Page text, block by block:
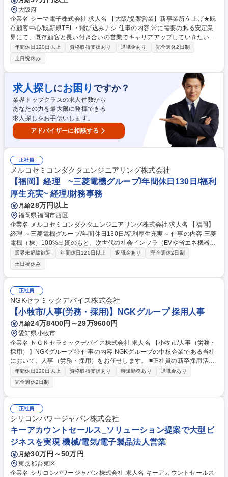
大阪府
企業名 シーマ電子株式会社 求人名 【大阪/提案営業】新事業所立上げ★既
存顧客中心/既新規TEL・飛び込みナシ 仕事の内容 常に需要のある安定業
界にて、既存顧客と長い付き合いの営業でキャリアアップしていきたい方
におすすめの求人です。 製品開発の過程で必要な材料や製造装置を提供す
る営業です。(以下詳細) 商社として材料メーカーと製品メーカーを繋ぐ役
割を担いながら、お客様のご要望を満たす電子材料を提供すると共に、お
客様の量産加工・新製品開発等もサポートしています。※基本的に既存の
お客様が中心ですが、展示会やホームページのお問い合わせから獲得した
新規のお客様も担当することがあります。顧客基盤が安定しており新規で
飛び込みやテレアポなどは一切ありません。１社１社を大切にする考え方
を大事にしております。 募集職種 【大阪/提案営業】新事業所立上げ★既
存顧客中心/既新規TEL・飛び込みナシ
年間休日120日以上 資格取得支援あり 退職金あり
完全週休2日制
土日祝休み
求人探しにお困り ですか？
業界トップクラスの求人件数から
あなたの力を最大限に発揮できる
求人探しをお手伝いします。
アドバイザーに相談する
正社員
メルコセミコンダクタエンジニアリング株式会社
【福岡】経理 ~三菱電機グループ/年間休日130日/福利
厚生充実~ 経理/財務事務
月給28万円以上
福岡県福岡市西区
企業名 メルコセミコンダクタエンジニアリング株式会社 求人名 【福岡】
経理 ～三菱電機グループ/年間休日130日/福利厚生充実～ 仕事の内容 三菱
電機（株）100%出資のもと、次世代の社会インフラ（EVや省エネ機器な
ど）に欠かせない「パワーデバイス」「高周波・光デバイス」の開発・製
造を支える当社にて、経理業務全般をお任せします。 【具体的業務内容】
■財務会計・決算業務：月次・年次決算の取りまとめ／資産管理 ■管理会
計・予算管理：各事業部門の予実分析／コスト最適化に向けた課題抽出と
提案 など 単なる事務作業にとどまらず、経営陣や各現場（技術・製造部
門）と協働しながら、主体的に事業の意思決定を支えていくやりがいのあ
るポジションです。 募集職種 【福岡】経理 ～三菱電機グループ/年間休日
130日/福利厚生充実～
業界未経験歓迎 年間休日120日以上 退職金あり
完全週休2日制
土日祝休み
正社員
NGKセラミックデバイス株式会社
【小牧市/人事(労務・採用)】NGKグループ 採用人事
月給24万8400円～29万9600円
愛知県小牧市
企業名 ＮＧＫセラミックデバイス株式会社 求人名 【小牧市/人事（労務・
採用）】NGKグループ◎ 仕事の内容 NGKグループの中核企業である当社
において、人事（労務・採用）をお任せします。 ■正社員の新卒採用活
動、中途採用活動 ■派遣社員の人員管理 等 【入社後の流れ】 【1】先輩社
員に付いて、弊社で行っている採用業務をOJTで学んでいただきます。
【2】理解が深まってきたら、採用試験の対応、母集団形成のための提案
と実行、実施した手法の振り返り（集計・資料作成）を行っていただきま
す。 募集職種 【小牧市/人事（労務・採用）】NGKグループ◎
年間休日120日以上 資格取得支援あり 時短勤務あり
退職金あり
完全週休2日制
正社員
シリコンパワージャパン株式会社
キーアカウントセールス_ソリューション提案で大型ビ
ジネスを実現 機械/電気/電子製品法人営業
月給30万円～50万円
東京都台東区
企業名 シリコンパワージャパン株式会社 求人名 キーアカウントセールス